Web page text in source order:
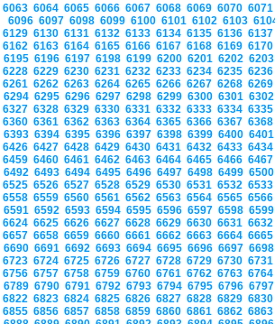
6063 6064 6065 6066 6067 6068 6069 6070 6071
6096 6097 6098 6099 6100 6101 6102 6103
6129 6130 6131 6132 6133 6134 6135 6136 6137
6162 6163 6164 6165 6166 6167 6168 6169 6170
6195 6196 6197 6198 6199 6200 6201 6202 6203
6228 6229 6230 6231 6232 6233 6234 6235 6236
6261 6262 6263 6264 6265 6266 6267 6268 6269
6294 6295 6296 6297 6298 6299 6300 6301 6302
6327 6328 6329 6330 6331 6332 6333 6334 6335
6360 6361 6362 6363 6364 6365 6366 6367 6368
6393 6394 6395 6396 6397 6398 6399 6400 6401
6426 6427 6428 6429 6430 6431 6432 6433 6434
6459 6460 6461 6462 6463 6464 6465 6466 6467
6492 6493 6494 6495 6496 6497 6498 6499 6500
6525 6526 6527 6528 6529 6530 6531 6532 6533
6558 6559 6560 6561 6562 6563 6564 6565 6566
6591 6592 6593 6594 6595 6596 6597 6598 6599
6624 6625 6626 6627 6628 6629 6630 6631 6632
6657 6658 6659 6660 6661 6662 6663 6664 6665
6690 6691 6692 6693 6694 6695 6696 6697 6698
6723 6724 6725 6726 6727 6728 6729 6730 6731
6756 6757 6758 6759 6760 6761 6762 6763 6764
6789 6790 6791 6792 6793 6794 6795 6796 6797
6822 6823 6824 6825 6826 6827 6828 6829 6830
6855 6856 6857 6858 6859 6860 6861 6862 6863